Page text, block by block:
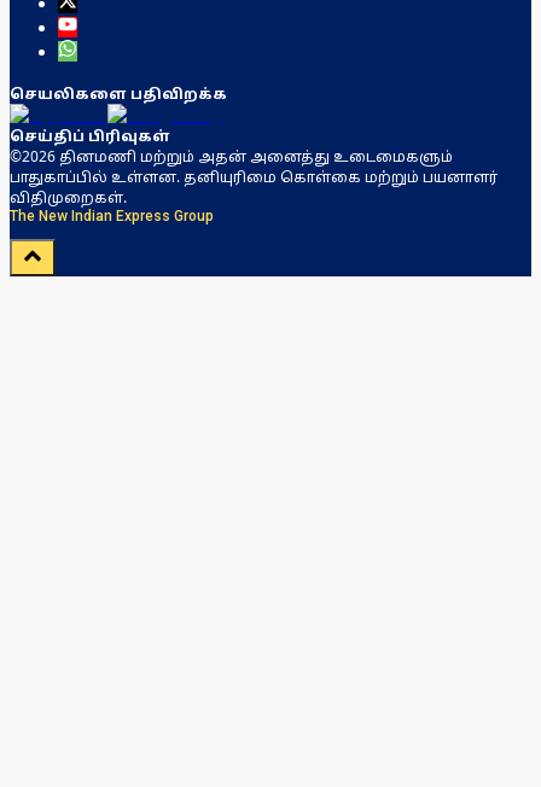
செயலிகளை பதிவிறக்க
செய்திப் பிரிவுகள்
©2026 தினமணி மற்றும் அதன் அனைத்து உடைமைகளும்
பாதுகாப்பில் உள்ளன. தனியுரிமை கொள்கை மற்றும் பயனாளர்
விதிமுறைகள்.
The New Indian Express Group